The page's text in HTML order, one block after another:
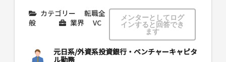
カテゴリー
転職全
般
業界 VC
メンターとしてログ
インすると回答でき
ます
元日系/外資系投資銀行・ベンチャーキャピタ
ル勤務